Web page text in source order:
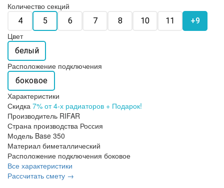
Количество секций
4 5 6 7 8 10 11 +9
Цвет
белый
Расположение подключения
боковое
Характеристики
Скидка 7% от 4-х радиаторов + Подарок!
Производитель RIFAR
Страна производства Россия
Модель Base 350
Материал биметаллический
Расположение подключения боковое
Все характеристики
Рассчитать смету →